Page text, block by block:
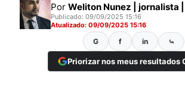
Por Weliton Nunez | jornalista
Publicado: 09/09/2025 15:16
Atualizado: 09/09/2025 15:16
G f in ⤿
Priorizar nos meus resultados